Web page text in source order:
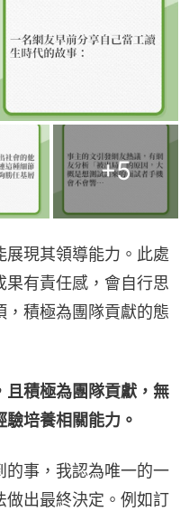
+5
現其領導能力。此處
果有責任感，會自行思
，積極為團隊貢獻的態
且積極為團隊貢獻，無
培養相關能力。
的事，我認為唯一的一
做出最終決定。例如訂